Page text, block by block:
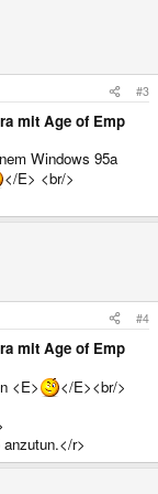
#3
mit Age of Emp
Windows 95a
</E> <br/>
#4
mit Age of Emp
<E>
</E><br/>
r>